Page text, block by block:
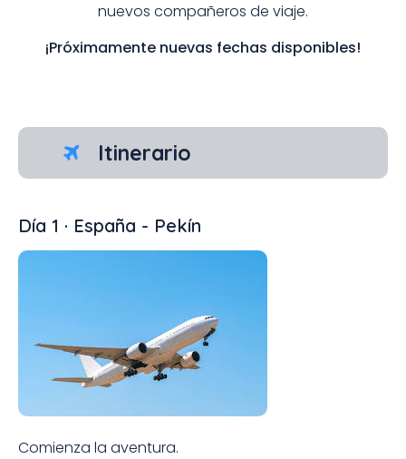
nuevos compañeros de viaje.
¡Próximamente nuevas fechas disponibles!
Itinerario
Día 1 · España - Pekín
Comienza la aventura.